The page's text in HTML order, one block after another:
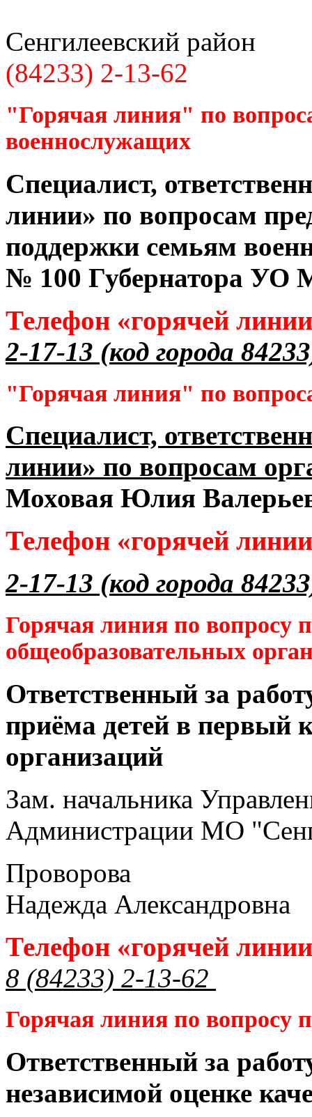
Сенгилеевский район
(84233) 2-13-62
"Горячая линия" по
военнослужащих
Специалист,
линии» по вопросам
поддержки семьям
№ 100 Губернатора УО
Телефон «горячей
2-17-13 (код города
"Горячая линия" по
Специалист,
линии» по вопросам
Моховая Юлия
Телефон «горячей
2-17-13 (код города
Горячая линия по вопросу
общеобразовательных
Ответственный за
приёма детей в первый
организаций
Зам. начальника
Администрации МО
Проворова
Надежда Александровна
Телефон «горячей
8 (84233) 2-13-62
Горячая линия по вопросу
Ответственный за
независимой оценке